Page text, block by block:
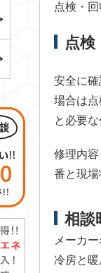
点検・
点検
安全に
場合は
と必要
修理内
番と現
相談
メーカ
冷房と